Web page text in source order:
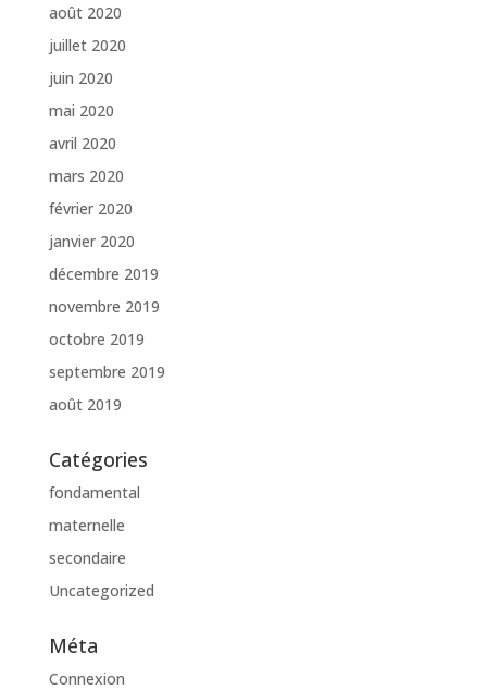
août 2020
juillet 2020
juin 2020
mai 2020
avril 2020
mars 2020
février 2020
janvier 2020
décembre 2019
novembre 2019
octobre 2019
septembre 2019
août 2019
Catégories
fondamental
maternelle
secondaire
Uncategorized
Méta
Connexion